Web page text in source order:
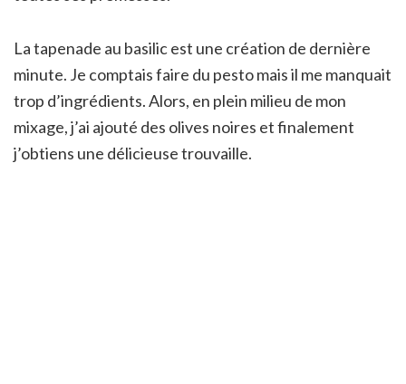
La tapenade au basilic est une création de dernière
minute. Je comptais faire du pesto mais il me manquait
trop d’ingrédients. Alors, en plein milieu de mon
mixage, j’ai ajouté des olives noires et finalement
j’obtiens une délicieuse trouvaille.